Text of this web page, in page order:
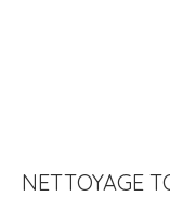
NETTOYAGE